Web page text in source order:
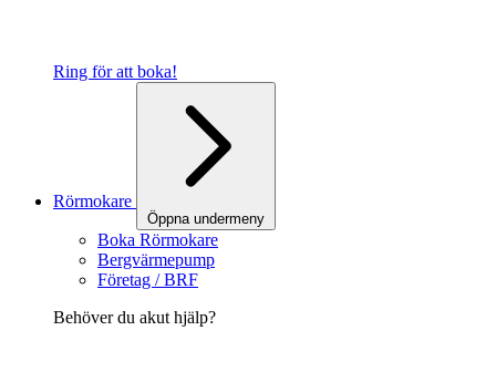
Ring för att boka!
Rörmokare
Öppna undermeny
Boka Rörmokare
Bergvärmepump
Företag / BRF
Behöver du akut hjälp?